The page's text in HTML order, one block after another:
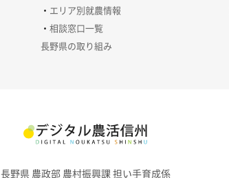
エリア別就農情報
相談窓口一覧
長野県の取り組み
長野県 農政部 農村振興課 担い手育成係